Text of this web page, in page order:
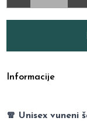
Informacije
🧣 Unisex vuneni